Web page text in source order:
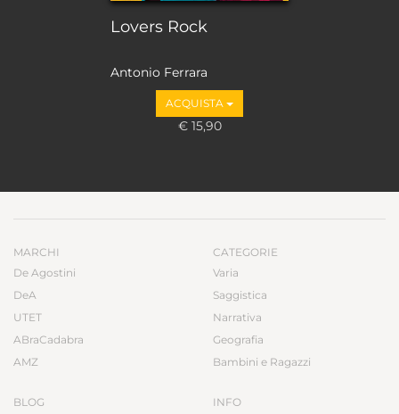
Lovers Rock
Antonio Ferrara
ACQUISTA
€ 15,90
MARCHI
De Agostini
DeA
UTET
ABraCadabra
AMZ
BLOG
CATEGORIE
Varia
Saggistica
Narrativa
Geografia
Bambini e Ragazzi
INFO